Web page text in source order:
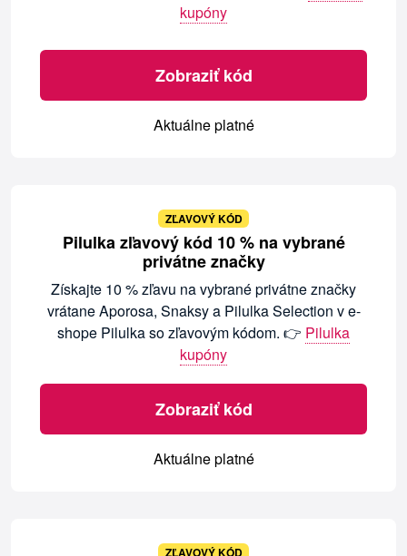
kupóny
Zobraziť kód
Aktuálne platné
ZĽAVOVÝ KÓD
Pilulka zľavový kód 10 % na vybrané
privátne značky
Získajte 10 % zľavu na vybrané privátne značky
vrátane Aporosa, Snaksy a Pilulka Selection v e-
shope Pilulka so zľavovým kódom. 👉 Pilulka
kupóny
Zobraziť kód
Aktuálne platné
ZĽAVOVÝ KÓD